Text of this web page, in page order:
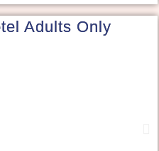
Adults Only